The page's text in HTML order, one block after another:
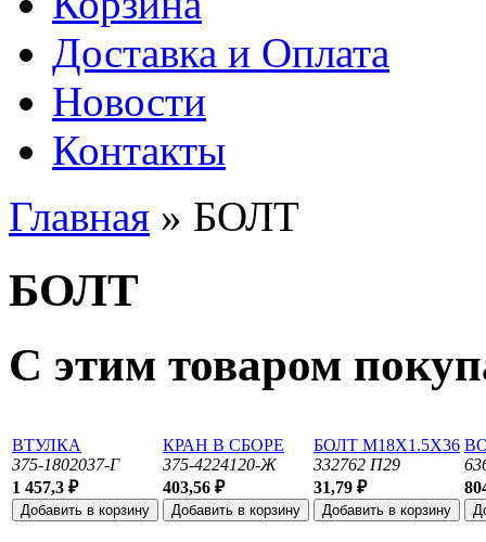
Доставка и Оплата
Новости
Контакты
Вы здесь
Главная » БОЛТ
БОЛТ
С этим товаром
ВТУЛКА
375-1802037-Г
1 457,3 ₽
КРАН В СБОРЕ
375-4224120-Ж
403,56 ₽
БОЛТ М18Х1.5Х36
332762 П29
31,79 ₽